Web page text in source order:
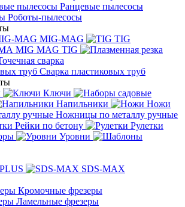
Ранцевые пылесосы
Роботы-пылесосы
MIG-MAG
TIG
MIG MAG TIG
сварка
Cварка пластиковых труб
Ключи
Напильники
Ножи
Ножницы по металлу ручные
Рейки по бетону
Рулетки
Уровни
SDS-MAX
Кромочные фрезеры
Ламельные фрезеры